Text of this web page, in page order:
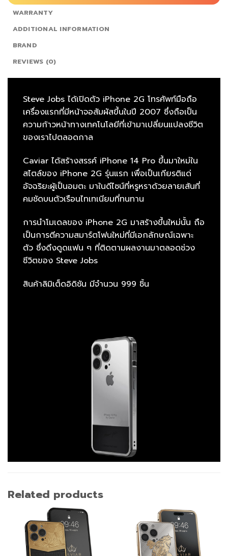
WARRANTY
ADDITIONAL INFORMATION
BRAND
REVIEWS (0)
Steve Jobs ได้เปิดตัว iPhone 2G โทรศัพท์มือถือ
เครื่องแรกที่มีหน้าจอสัมผัสขึ้นในปี 2007 ซึ่งถือเป็น
ความก้าวหน้าทางเทคโนโลยีที่เข้ามาเปลี่ยนแปลงชีวิต
ของเราไปตลอดกาล
Caviar ได้สร้างสรรค์ iPhone 14 Pro ขึ้นมาใหม่ใน
สไตล์ของ iPhone 2G รุ่นแรก เพื่อเป็นเกียรติแด่
อัจฉริยะผู้เป็นอมตะ มาในดีไซน์ที่หรูหราด้วยลายเส้นที่
คมชัดบนตัวเรือนไทเทเนียมที่ทนทาน
การนำโมเดลของ iPhone 2G มาสร้างขึ้นใหม่นั้น ถือ
เป็นการตีความสมาร์ตโฟนใหม่ที่มีเอกลักษณ์เฉพาะ
ตัว ซึ่งดึงดูดแฟน ๆ ที่ติดตามผลงานมาตลอดช่วง
ชีวิตของ Steve Jobs
สินค้าลิมิเต็ดอิดิชัน มีจำนวน 999 ชิ้น
Related products